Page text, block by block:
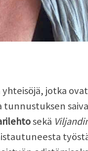
jotka
tunnustuksen
sekä